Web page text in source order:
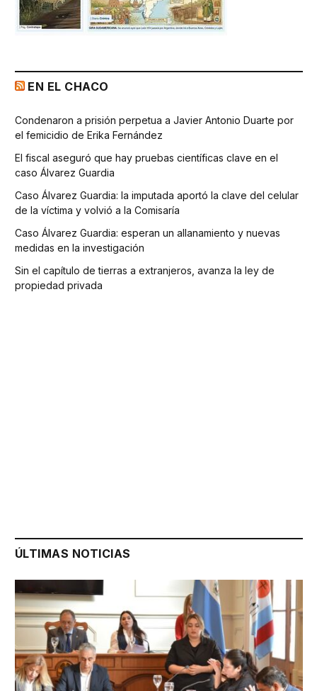
EN EL CHACO
Condenaron a prisión perpetua a Javier Antonio Duarte por
el femicidio de Erika Fernández
El fiscal aseguró que hay pruebas científicas clave en el
caso Álvarez Guardia
Caso Álvarez Guardia: la imputada aportó la clave del celular
de la víctima y volvió a la Comisaría
Caso Álvarez Guardia: esperan un allanamiento y nuevas
medidas en la investigación
Sin el capítulo de tierras a extranjeros, avanza la ley de
propiedad privada
ÚLTIMAS NOTICIAS